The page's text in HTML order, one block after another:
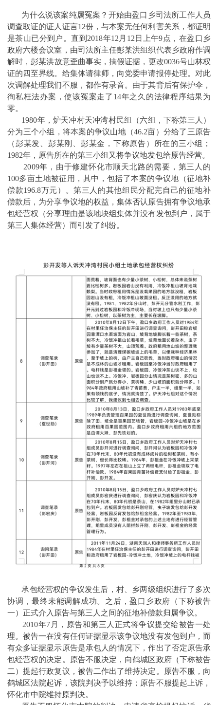
为什么说该案纯属冤案？开始由盈口乡司法所工作人员
调查取证的证人证言12份，与本案无任何利害关系，都证明
是茶山已分到户。直到2018年12月12日上午9点，在盈口乡
政府六楼会议室，由司法所主任彭某洪组织代表乡政府作调
解时，彭某洪故意歪曲事实，搞假证据，更改0036号山林权
证的四至界线。给集体请律师，向党委申请报停处理。对此
次调解处理我们不服，都作有录音。由于其背后有保护伞，
徇私枉法办案，使该冤案走了14年之久的法律程序结果为
零。
1980年，炉天冲村天冲湾村民组（六组，下称第三人）
分为三个小组，将本案的争议山地（46.2亩）分给了三原告
（彭某发、彭某刚、彭某金，下称原告）所在的三小组；
1982年，原告所在的第三小组又将争议地发包给原告经营。
2009年，由于修建怀化市顺天北路的需要，第三人的
100多亩土地被征用，其中，包括了本案的争议地（征地补
偿款196.8万元）。第三人的其他组民分配完自己的征地补
偿款后，为分享争议地的权益，集体否认原告拥有争议地承
包经营权（分享理由是该地块组集体并没有发包到户，属于
第三人集体经营）而引发了纠纷。
承包经营权的争议发生后，村、乡两级组织进行了多次
协调，最终未能调解成功。之后，盈口乡政府（下称被告
一）正式介入原告与第三人之间的征地补偿款归属争议。
2010年7月，原告和第三人正式将争议提交给被告一处
理。被告一在没有任何证据显示该争议地没有发包到户，而
有众多证据显示原告是承包人的情况下，作出了否定原告承
包经营权的决定。原告不服决定，向鹤城区政府（下称被告
二）提起行政复议，被告二作出了维持决定。原告不服，向
鹤城区法院起诉，该院判决予以维持；原告不服提起上诉，
怀化市中院维持原判决。